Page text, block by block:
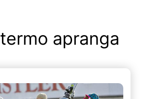
termo apranga